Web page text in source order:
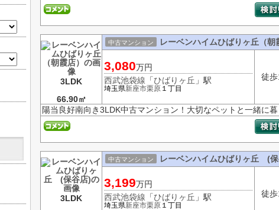
3LDK
66.90㎡
中古マンション レーベンハイムひばりヶ丘（朝
3,080万円
西武池袋線 「ひばりヶ丘 」駅
埼玉県新座市栗原 １丁目
徒
陽当良好南向き3LDK中古マンション！大切なペットと一緒に
3LDK
中古マンション レーベンハイムひばりヶ丘 (
3,199万円
西武池袋線 「ひばりヶ丘 」駅
埼玉県新座市栗原 １丁目
徒